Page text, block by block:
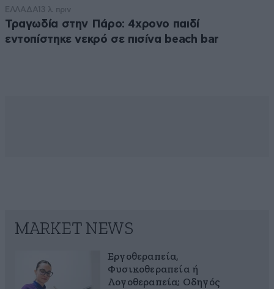
ΕΛΛΑΔΑ13 λ. πριν
Τραγωδία στην Πάρο: 4χρονο παιδί
εντοπίστηκε νεκρό σε πισίνα beach bar
MARKET NEWS
Εργοθεραπεία,
Φυσικοθεραπεία ή
Λογοθεραπεία; Οδηγός